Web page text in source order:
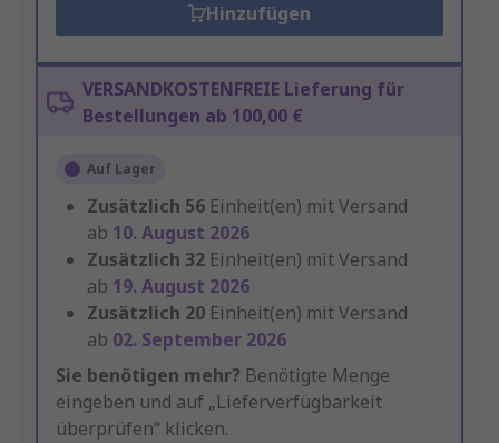
Hinzufügen
VERSANDKOSTENFREIE Lieferung für
Bestellungen ab 100,00 €
Auf Lager
Zusätzlich 56 Einheit(en) mit Versand
ab 10. August 2026
Zusätzlich 32 Einheit(en) mit Versand
ab 19. August 2026
Zusätzlich 20 Einheit(en) mit Versand
ab 02. September 2026
Sie benötigen mehr? Benötigte Menge
eingeben und auf „Lieferverfügbarkeit
überprüfen“ klicken.